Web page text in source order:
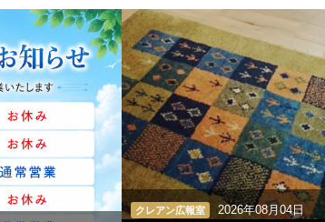
クレアン広報室 2026年08月04日